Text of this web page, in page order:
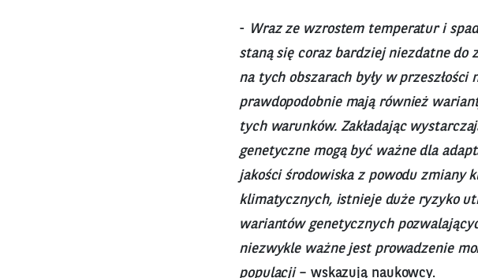
- Wraz ze wzrostem temperatur i
staną się coraz bardziej niezdatne do
na tych obszarach były w przeszłości
prawdopodobnie mają również
tych warunków. Zakładając
genetyczne mogą być ważne dla
jakości środowiska z powodu zmiany
klimatycznych, istnieje duże ryzyko
wariantów genetycznych
niezwykle ważne jest prowadzenie
populacji– wskazują naukowcy.